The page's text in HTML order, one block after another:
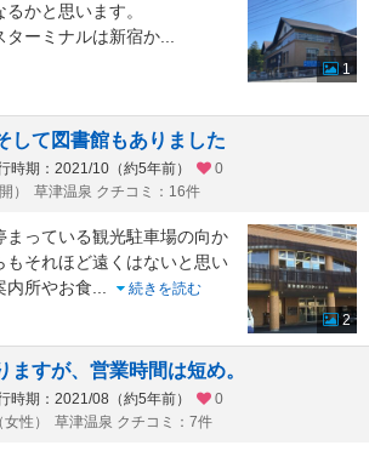
かと思います。
ターミナルは新宿か
1
して図書館もありました
時期：2021/10（約5年前）
0
） 草津温泉 クチコミ：16件
まっている観光駐車場の向か
もそれほど遠くはないと思い
内所やお食
続きを読む
2
ますが、営業時間は短め。
時期：2021/08（約5年前）
0
性） 草津温泉 クチコミ：7件